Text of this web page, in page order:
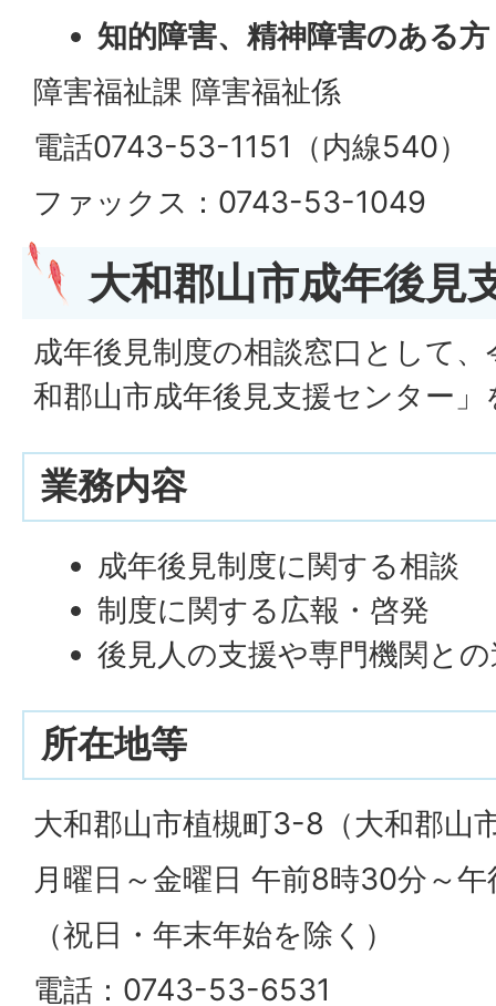
知的障害、精神障害のある方
障害福祉課 障害福祉係
電話0743-53-1151（内線540）
ファックス：0743-53-1049
大和郡山市成年後見
成年後見制度の相談窓口として
和郡山市成年後見支援センター
業務内容
成年後見制度に関する相談
制度に関する広報・啓発
後見人の支援や専門機関と
所在地等
大和郡山市植槻町3-8（大和郡山
月曜日～金曜日 午前8時30分～
（祝日・年末年始を除く）
電話：0743-53-6531